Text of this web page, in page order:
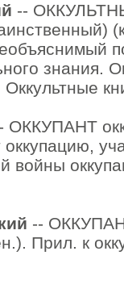
--
знания.
Оккультные
ОККУПАНТ
оккупацию,
войны
--
Прил. к